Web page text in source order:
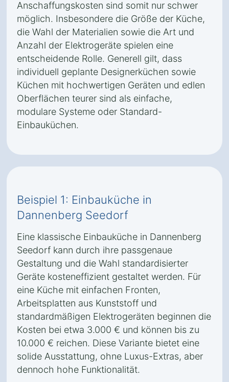
Anschaffungskosten sind somit nur schwer
möglich. Insbesondere die Größe der Küche,
die Wahl der Materialien sowie die Art und
Anzahl der Elektrogeräte spielen eine
entscheidende Rolle. Generell gilt, dass
individuell geplante Designerküchen sowie
Küchen mit hochwertigen Geräten und edlen
Oberflächen teurer sind als einfache,
modulare Systeme oder Standard-
Einbauküchen.
Beispiel 1: Einbauküche in
Dannenberg Seedorf
Eine klassische Einbauküche in Dannenberg
Seedorf kann durch ihre passgenaue
Gestaltung und die Wahl standardisierter
Geräte kosteneffizient gestaltet werden. Für
eine Küche mit einfachen Fronten,
Arbeitsplatten aus Kunststoff und
standardmäßigen Elektrogeräten beginnen die
Kosten bei etwa 3.000 € und können bis zu
10.000 € reichen. Diese Variante bietet eine
solide Ausstattung, ohne Luxus-Extras, aber
dennoch hohe Funktionalität.